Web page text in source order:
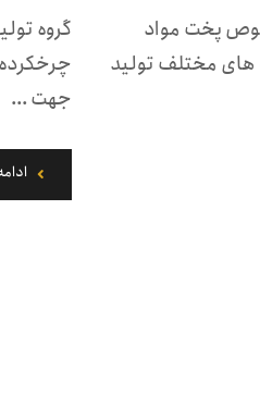
پخت مواد
های مختلف تولید
گروه
جهت ...